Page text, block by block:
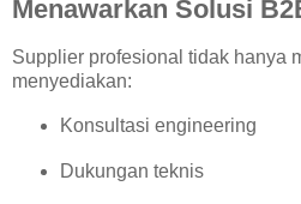
Menawarkan Solusi
Supplier profesional tidak hanya
menyediakan:
Konsultasi engineering
Dukungan teknis